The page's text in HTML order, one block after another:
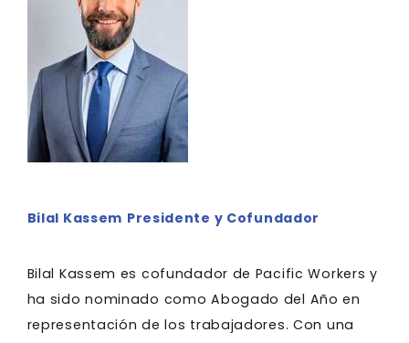
Bilal Kassem Presidente y Cofundador
Bilal Kassem es cofundador de Pacific Workers y
ha sido nominado como Abogado del Año en
representación de los trabajadores. Con una